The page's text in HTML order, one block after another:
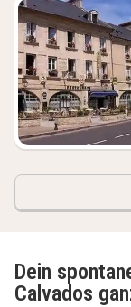
Dein
Calvados